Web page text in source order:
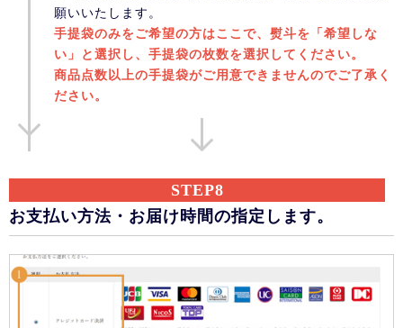
願いいたします。
手提袋のみをご希望の方はここで、熨斗を「希望しな
い」と選択し、手提袋の枚数を選択してください。
商品点数以上の手提袋がご用意できませんのでご了承く
ださい。
STEP8
お支払い方法・お届け時間の指定します。